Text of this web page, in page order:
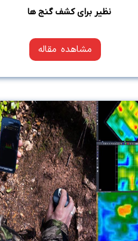
نظیر برای کشف گنج‌ ها
مشاهده مقاله